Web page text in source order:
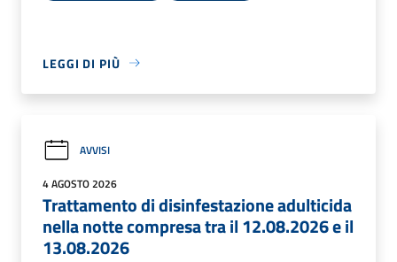
LEGGI DI PIÙ
AVVISI
4 AGOSTO 2026
Trattamento di disinfestazione adulticida
nella notte compresa tra il 12.08.2026 e il
13.08.2026